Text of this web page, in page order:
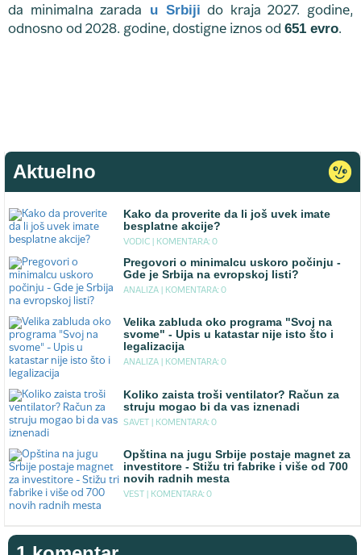
da minimalna zarada
u Srbiji do kraja 2027. godine,
odnosno od 2028. godine, dostigne iznos od 651 evro.
Aktuelno
Kako da proverite da li još uvek imate
besplatne akcije?
VODIC | KOMENTARA: 0
Pregovori o minimalcu uskoro počinju -
Gde je Srbija na evropskoj listi?
ANALIZA | KOMENTARA: 0
Velika zabluda oko programa "Svoj na
svome" - Upis u katastar nije isto što i
legalizacija
ANALIZA | KOMENTARA: 0
Koliko zaista troši ventilator? Račun za
struju mogao bi da vas iznenadi
SAVET | KOMENTARA: 0
Opština na jugu Srbije postaje magnet za
investitore - Stižu tri fabrike i više od 700
novih radnih mesta
VEST | KOMENTARA: 0